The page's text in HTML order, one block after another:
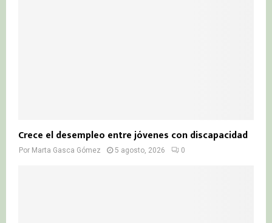
Crece el desempleo entre jóvenes con discapacidad
Por Marta Gasca Gómez 5 agosto, 2026 0